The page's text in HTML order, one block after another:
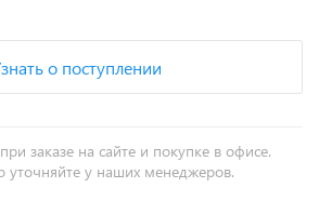
о поступлении
заказе на сайте и покупке в офисе.
уточняйте у наших менеджеров.